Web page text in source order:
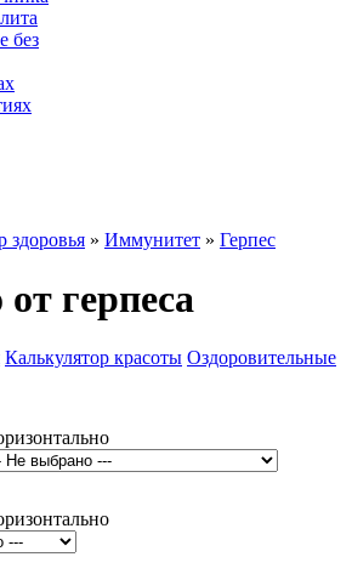
без
здоровья » Иммунитет » Герпес
герпеса
Калькулятор красоты Оздоровительные